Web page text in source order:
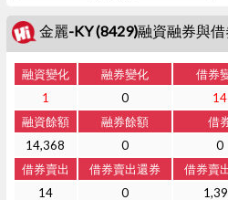
金麗-KY (8429)融資融券與借
融資變化 融券變化 借券
1
0 14
融資餘額
融券餘額 借
14,368
0 0
借券賣出
借券賣出還券 借券賣
14
0